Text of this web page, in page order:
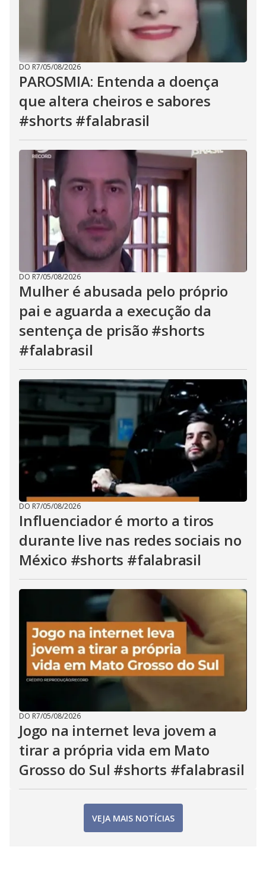
DO R7/05/08/2026
PAROSMIA: Entenda a doença
que altera cheiros e sabores
#shorts #falabrasil
DO R7/05/08/2026
Mulher é abusada pelo próprio
pai e aguarda a execução da
sentença de prisão #shorts
#falabrasil
DO R7/05/08/2026
Influenciador é morto a tiros
durante live nas redes sociais no
México #shorts #falabrasil
DO R7/05/08/2026
Jogo na internet leva jovem a
tirar a própria vida em Mato
Grosso do Sul #shorts #falabrasil
VEJA MAIS NOTÍCIAS